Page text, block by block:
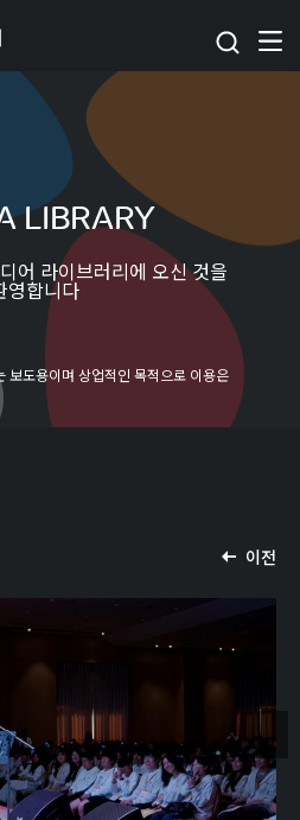
문 바로가기
LIBRARY
어 라이브러리에 오신 것을
영합니다
보도용이며 상업적인 목적으로 이용은
이전